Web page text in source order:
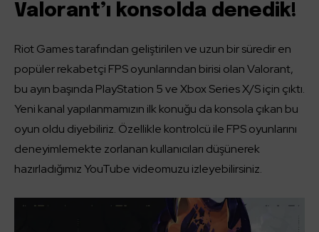
Valorant’ı konsolda denedik!
Riot Games tarafından geliştirilen ve uzun bir süredir en
popüler rekabetçi FPS oyunlarından birisi olan Valorant,
bu ayın başında PlayStation 5 ve Xbox Series X/S için çıktı.
Yeni kanal yapılanmamızın ilk konuğu da konsola çıkan bu
oyun oldu diyebiliriz. Özellikle kontrolcü ile FPS oyunlarını
deneyimlemekte zorlanan kullanıcıları düşünerek
hazırladığımız YouTube videomuzu izleyebilirsiniz.